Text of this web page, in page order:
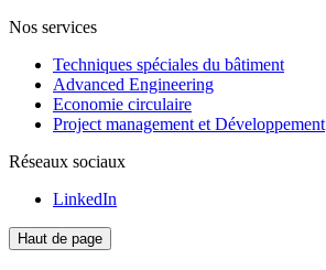
Nos services
Techniques spéciales du bâtiment
Advanced Engineering
Economie circulaire
Project management et Développement
Réseaux sociaux
LinkedIn
Haut de page